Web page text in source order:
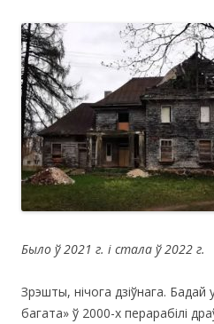
Было ў 2021 г. і стала ў 2022 г.
Зрэшты, нічога дзіўнага.
багата» ў 2000-х перарабілі